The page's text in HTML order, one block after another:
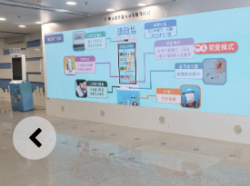
ANTERIOR